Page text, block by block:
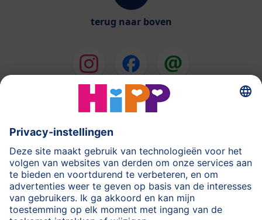
terug naar boven
HiPP Melkbereidingen
HiPP Babyvoeding
HiPP tijdens de Zwangerschap
Privacyverklaring
Gebruiksvoorwaarden
Stempel
Meer over HiPP Contact